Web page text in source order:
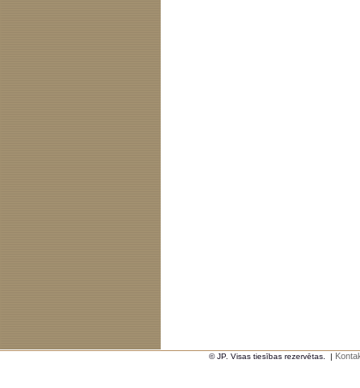
© JP. Visas tiesības rezervētas. |